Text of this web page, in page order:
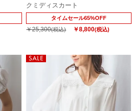
クミディスカート
タイムセール65%OFF
￥25,300(税込) ￥8,800(税込)